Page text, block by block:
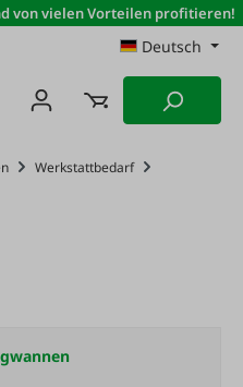
von vielen Vorteilen profitieren!
Deutsch
Werkstattbedarf